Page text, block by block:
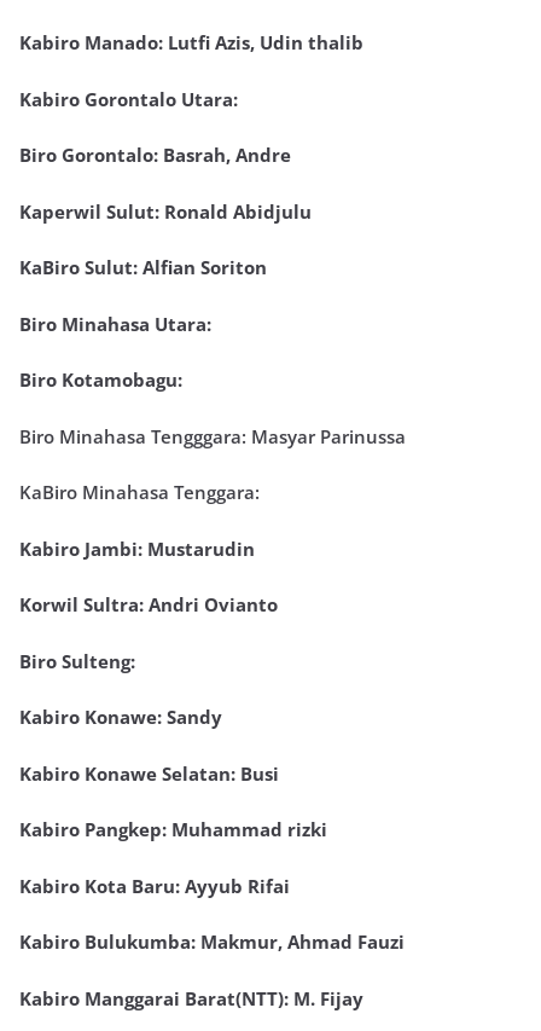
Kabiro Manado: Lutfi Azis, Udin thalib
Kabiro Gorontalo Utara:
Biro Gorontalo: Basrah, Andre
Kaperwil Sulut: Ronald Abidjulu
KaBiro Sulut: Alfian Soriton
Biro Minahasa Utara:
Biro Kotamobagu:
Biro Minahasa Tengggara: Masyar Parinussa
KaBiro Minahasa Tenggara:
Kabiro Jambi: Mustarudin
Korwil Sultra: Andri Ovianto
Biro Sulteng:
Kabiro Konawe: Sandy
Kabiro Konawe Selatan: Busi
Kabiro Pangkep: Muhammad rizki
Kabiro Kota Baru: Ayyub Rifai
Kabiro Bulukumba: Makmur, Ahmad Fauzi
Kabiro Manggarai Barat(NTT): M. Fijay